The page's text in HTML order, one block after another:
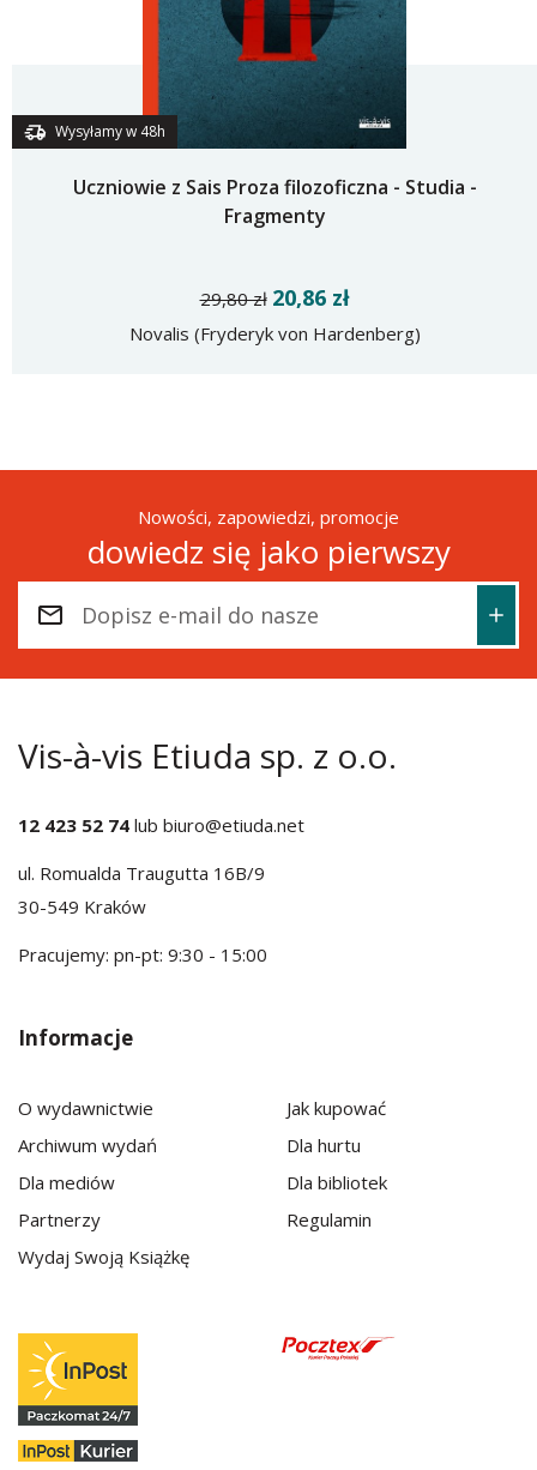
Wysyłamy w 48h
Uczniowie z Sais Proza filozoficzna - Studia -
Fragmenty
29,80 zł 20,86 zł
Novalis (Fryderyk von Hardenberg)
Nowości, zapowiedzi, promocje
dowiedz się jako pierwszy
Vis-à-vis Etiuda sp. z o.o.
12 423 52 74 lub biuro@etiuda.net
ul. Romualda Traugutta 16B/9
30-549 Kraków
Pracujemy: pn-pt: 9:30 - 15:00
Informacje
O wydawnictwie
Archiwum wydań
Dla mediów
Partnerzy
Wydaj Swoją Książkę
Jak kupować
Dla hurtu
Dla bibliotek
Regulamin